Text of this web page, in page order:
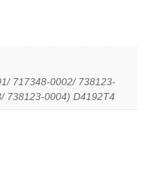
717348-0002/ 738123-
738123-0004) D4192T4